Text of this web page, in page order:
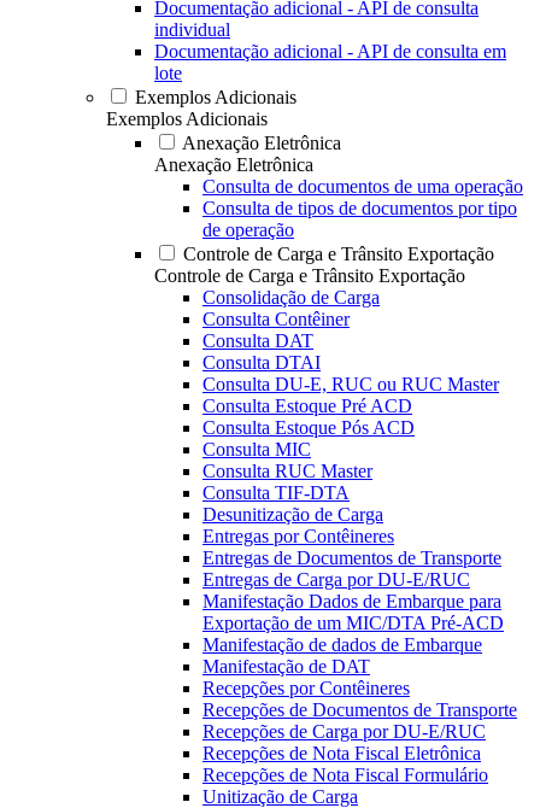
Documentação adicional - API de consulta
individual
Documentação adicional - API de consulta em
lote
Exemplos Adicionais
Exemplos Adicionais
Anexação Eletrônica
Anexação Eletrônica
Consulta de documentos de uma operação
Consulta de tipos de documentos por tipo
de operação
Controle de Carga e Trânsito Exportação
Controle de Carga e Trânsito Exportação
Consolidação de Carga
Consulta Contêiner
Consulta DAT
Consulta DTAI
Consulta DU-E, RUC ou RUC Master
Consulta Estoque Pré ACD
Consulta Estoque Pós ACD
Consulta MIC
Consulta RUC Master
Consulta TIF-DTA
Desunitização de Carga
Entregas por Contêineres
Entregas de Documentos de Transporte
Entregas de Carga por DU-E/RUC
Manifestação Dados de Embarque para
Exportação de um MIC/DTA Pré-ACD
Manifestação de dados de Embarque
Manifestação de DAT
Recepções por Contêineres
Recepções de Documentos de Transporte
Recepções de Carga por DU-E/RUC
Recepções de Nota Fiscal Eletrônica
Recepções de Nota Fiscal Formulário
Unitização de Carga